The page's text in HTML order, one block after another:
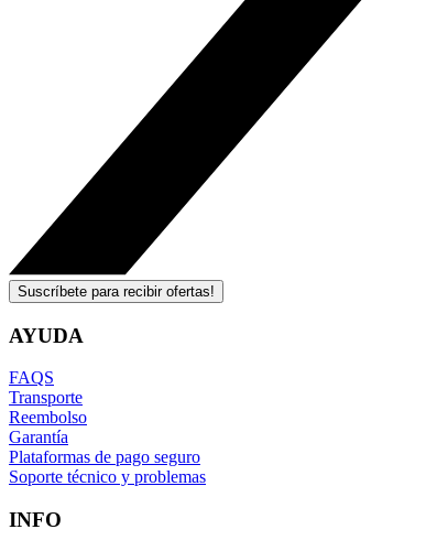
Suscríbete para recibir ofertas!
AYUDA
FAQS
Transporte
Reembolso
Garantía
Plataformas de pago seguro
Soporte técnico y problemas
INFO